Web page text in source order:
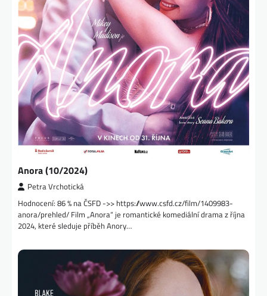
Anora (10/2024)
Petra Vrchotická
Hodnocení: 86 % na ČSFD ->> https://www.csfd.cz/film/1409983-
anora/prehled/ Film „Anora“ je romantické komediální drama z října
2024, které sleduje příběh Anory…